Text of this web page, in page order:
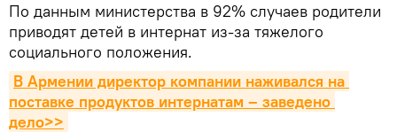
По данным министерства в 92% случаев родители
приводят детей в интернат из-за тяжелого
социального положения.
В Армении директор компании наживался на
поставке продуктов интернатам – заведено
дело>>